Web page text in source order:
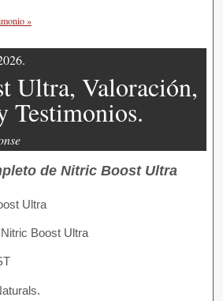
»
Ultra, Valoración,
Testimonios.
de Nitric Boost Ultra
Nitric Boost Ultra